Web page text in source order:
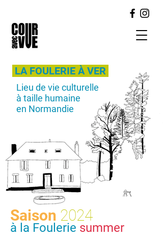
LA FOULERIE À VER
Lieu de vie culturelle
à taille humaine
en Normandie
Saison 2024
à la Foulerie summer